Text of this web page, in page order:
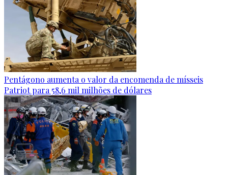
Pentágono aumenta o valor da encomenda de mísseis
Patriot para 58,6 mil milhões de dólares